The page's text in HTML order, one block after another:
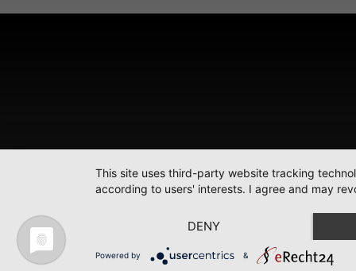
This site uses third-party website tracking
according to users' interests. I agree and may
DENY
Powered by &